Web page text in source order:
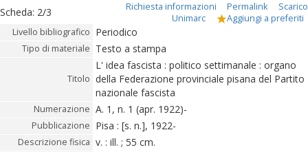
Scheda: 2/3 Richiesta informazioni Permalink
Scarico
Unimarc
Aggiungi a preferiti
Livello bibliografico Periodico
Tipo di materiale Testo a stampa
Titolo
L' idea fascista : politico settimanale : organo
della Federazione provinciale pisana del Partito
nazionale fascista
Numerazione A. 1, n. 1 (apr. 1922)-
Pubblicazione Pisa : [s. n.], 1922-
Descrizione fisica v. : ill. ; 55 cm.